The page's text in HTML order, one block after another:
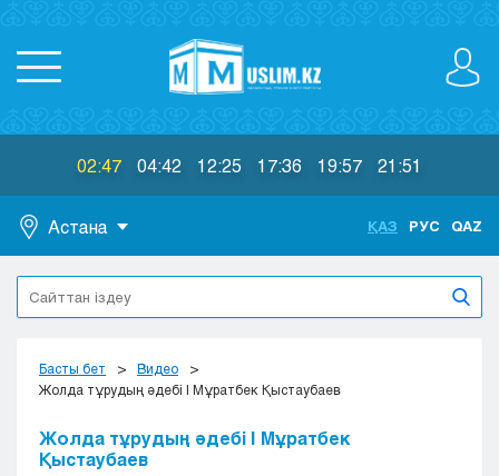
02:47 04:42 12:25 17:36 19:57 21:51
Астана
Астана
Алматы
Атырау
Караганда
Кокшетау
ҚАЗ РУС QAZ
Басты бет
Видео
Жолда тұрудың әдебі | Мұратбек Қыстаубаев
Жолда тұрудың әдебі | Мұратбек
Қыстаубаев